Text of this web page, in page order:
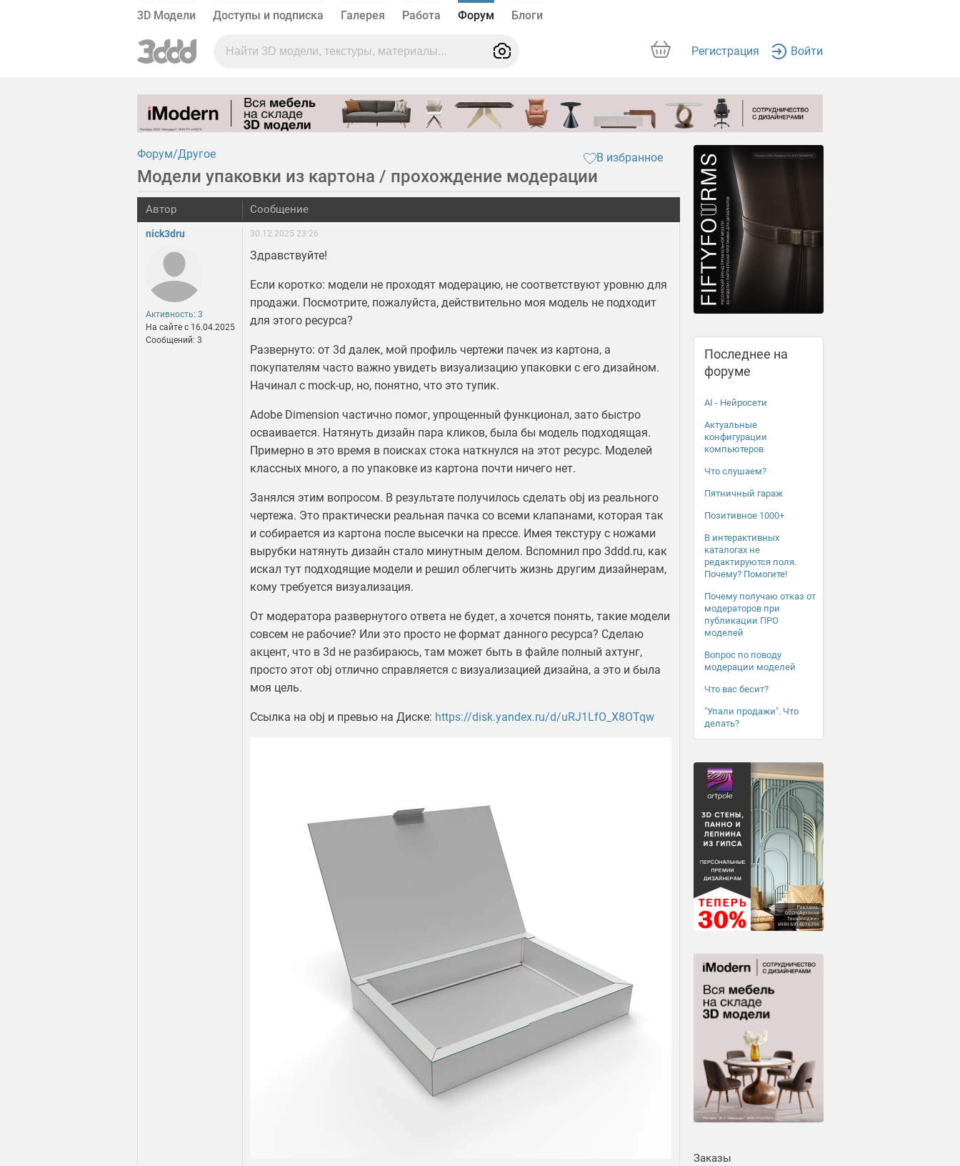
3D Модели Доступы и подписка Галерея Работа Форум Блоги
Регистрация Войти
Форум Другое В избранное
Модели упаковки из картона / прохождение модерации
Автор Сообщение
nick3dru
Активность: 3
На сайте c 16.04.2025
Сообщений: 3
30.12.2025 23:26
Здравствуйте!
Если коротко: модели не проходят модерацию, не соответствуют уровню для
продажи. Посмотрите, пожалуйста, действительно моя модель не подходит
для этого ресурса?
Развернуто: от 3d далек, мой профиль чертежи пачек из картона, а
покупателям часто важно увидеть визуализацию упаковки с его дизайном.
Начинал с mock-up, но, понятно, что это тупик.
Adobe Dimension частично помог, упрощенный функционал, зато быстро
осваивается. Натянуть дизайн пара кликов, была бы модель подходящая.
Примерно в это время в поисках стока наткнулся на этот ресурс. Моделей
классных много, а по упаковке из картона почти ничего нет.
Занялся этим вопросом. В результате получилось сделать obj из реального
чертежа. Это практически реальная пачка со всеми клапанами, которая так
и собирается из картона после высечки на прессе. Имея текстуру с ножами
вырубки натянуть дизайн стало минутным делом. Вспомнил про 3ddd.ru, как
искал тут подходящие модели и решил облегчить жизнь другим дизайнерам,
кому требуется визуализация.
От модератора развернутого ответа не будет, а хочется понять, такие модели
совсем не рабочие? Или это просто не формат данного ресурса? Сделаю
акцент, что в 3d не разбираюсь, там может быть в файле полный ахтунг,
просто этот obj отлично справляется с визуализацией дизайна, а это и была
моя цель.
Ссылка на obj и превью на Диске: https://disk.yandex.ru/d/uRJ1LfO_X8OTqw
Последнее на
форуме
AI - Нейросети
Актуальные
конфигурации
компьютеров
Что слушаем?
Пятничный гараж
Позитивное 1000+
В интерактивных
каталогах не
редактируются поля.
Почему? Помогите!
Почему получаю отказ от
модераторов при
публикации ПРО
моделей
Вопрос по поводу
модерации моделей
Что вас бесит?
"Упали продажи". Что
делать?
Заказы